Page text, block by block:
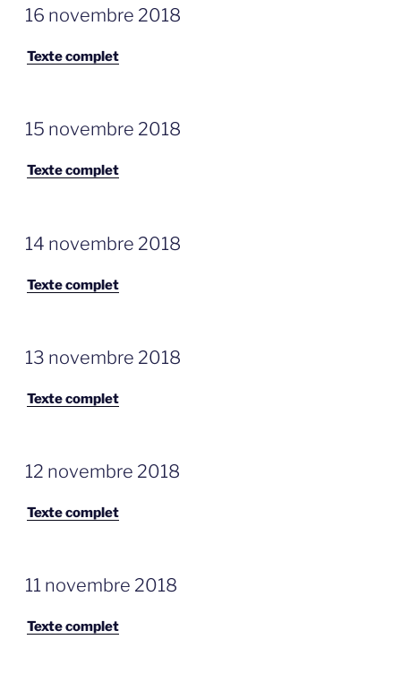
GEPLAATST
OP
16 novembre 2018
Texte complet
GEPLAATST
OP
15 novembre 2018
Texte complet
GEPLAATST
OP
14 novembre 2018
Texte complet
GEPLAATST
OP
13 novembre 2018
Texte complet
GEPLAATST
OP
12 novembre 2018
Texte complet
GEPLAATST
OP
11 novembre 2018
Texte complet